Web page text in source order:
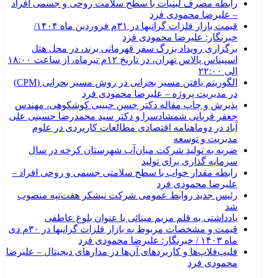
رابطه مصرف لبنیات با سطح سلامت روحی و جسمی افراد
– علیرضا محمودی فرد
قیمت بازار فلزات گرانبها در ۳۱م فروردین ماه ۱۴۰۴/
خبرنگار: علیرضا محمودی فرد
برگزاری رویداد بزرگ سفر قهرمانی برند، در محل هتل
اسپیناس پالاس تهران، در تاریخ ۱۲م تیرماه، از ساعت ۱۸:۰۰
الی ۲۲:۰۰
الگوریتم یافتن مسیر بحرانی در روش مسیر بحرانی (CPM)
در مدیریت پروژه – علیرضا محمودی فرد
پذیرش و چاپ مقاله دکتر حسن حبیبی کوشکوهی، مهندس
جعفر قربانی شمشادسرا و دکتر سید محمدرضا حسینی علی
آباد در دوماهنامه اقتصادی مطالعات کاربردی در علوم
مدیریت و توسعه
ضربه به تولید شرکت میان‌آب شهرستان کرخه در سال
سرمایه گذاری برای تولید
رابطه مقدار خواب با سطح سلامتی جسمی و روحی افراد –
علیرضا محمودی فرد
رئیس جدید روابط عمومی شرکت نیشکر هفت‌تپه منصوب
شد
یادداشتی به قلم مریم مینائی با عنوان بلوغ عاطفی
قیمت و مشخصات مربوط به بازار فلزات گرانبها در ۳۰م دی
ماه ۱۴۰۳ / خبرنگار: علیرضا محمودی فرد
فلیپ‌فلاپ‌ها و کاربردهای آن‌ها در مدارهای دیجیتال – علیرضا
محمودی فرد